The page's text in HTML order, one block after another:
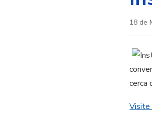
18 de
cerca
Visite